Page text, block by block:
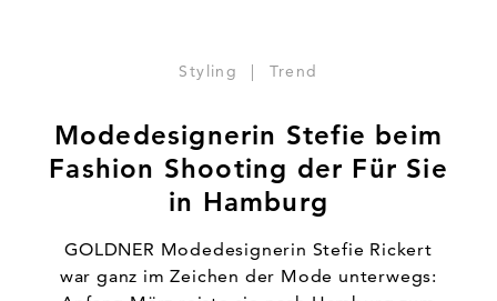
Styling | Trend
Modedesignerin Stefie beim
Fashion Shooting der Für Sie
GOLDNER Modedesignerin Stefie Rickert
war ganz im Zeichen der Mode unterwegs: